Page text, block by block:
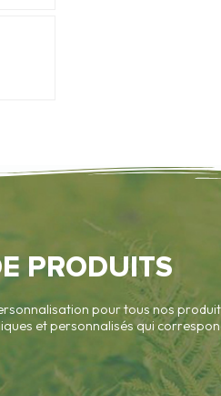
et
PRODUITS
pour tous nos
et personnalisés qui